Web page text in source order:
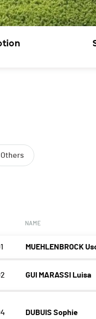
Others
NAME
MUEHLENBROCK
04'09 (1)GUI MARASSI Luisa
DUBUIS Sophie